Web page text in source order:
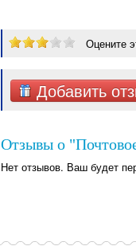
Оцените
Добавить
Отзывы о
Нет отзывов. Ваш будет